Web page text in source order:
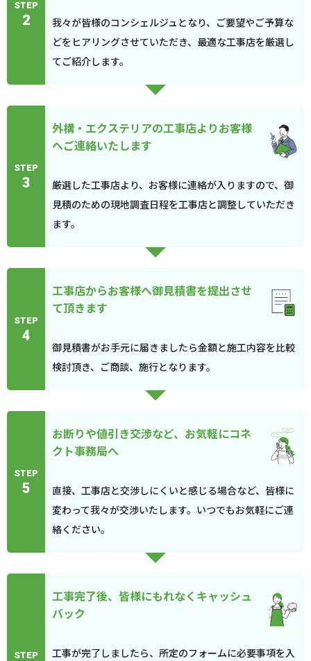
STEP
2
我々が皆様のコンシェルジュとなり、ご要望やご予算な
どをヒアリングさせていただき、最適な工事店を厳選し
てご紹介します。
STEP
3
外構・エクステリアの工事店よりお客様
へご連絡いたします
厳選した工事店より、お客様に連絡が入りますので、御
見積のための現地調査日程を工事店と調整していただき
ます。
STEP
4
工事店からお客様へ御見積書を提出させ
て頂きます
御見積書がお手元に届きましたら金額と施工内容を比較
検討頂き、ご商談、施行となります。
STEP
5
お断りや値引き交渉など、お気軽にコネ
クト事務局へ
直接、工事店と交渉しにくいと感じる場合など、皆様に
変わって我々が交渉いたします。いつでもお気軽にご連
絡ください。
STEP
工事完了後、皆様にもれなくキャッシュ
バック
工事が完了しましたら、所定のフォームに必要事項を入